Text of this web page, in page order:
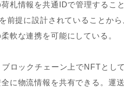
札情報を共通IDで管理するこ
前提に設計されていることか
軟な連携を可能にしている。
ロックチェーン上でNFTとし
に物流情報を共有できる。運